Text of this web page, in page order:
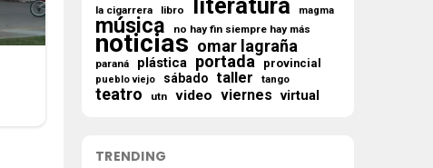
la cigarrera libro literatura magma
música no hay fin siempre hay más
noticias omar lagraña
paraná plástica portada provincial
pueblo viejo sábado taller tango
teatro utn video viernes virtual
TRENDING